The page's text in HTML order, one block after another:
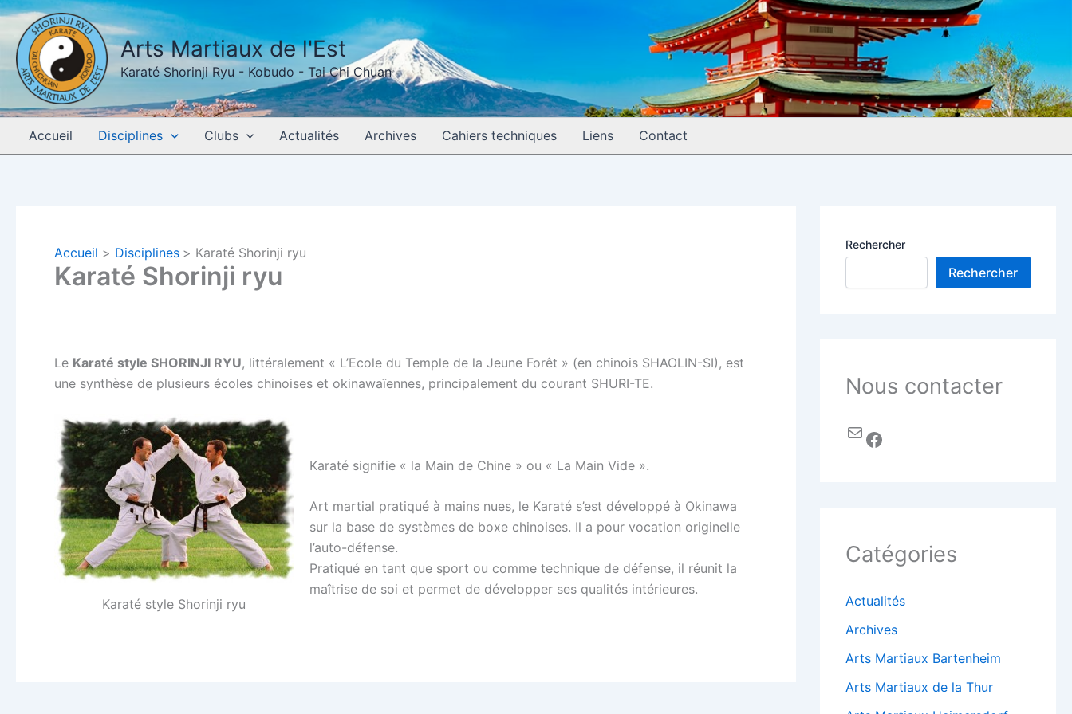
Aller
contenu
Arts Martiaux de l'Est
Karaté Shorinji Ryu - Kobudo - Tai Chi Chuan
Accueil Disciplines Clubs Actualités Archives Cahiers techniques Liens Contact
Accueil Disciplines Karaté Shorinji ryu
Karaté Shorinji ryu
Le Karaté style SHORINJI RYU, littéralement « L’Ecole du Temple de la Jeune Forêt » (en chinois SHAOLIN-SI), est
une synthèse de plusieurs écoles chinoises et okinawaïennes, principalement du courant SHURI-TE.
Karaté style Shorinji ryu
Karaté signifie « la Main de Chine » ou « La Main Vide ».
Art martial pratiqué à mains nues, le Karaté s’est développé à Okinawa
sur la base de systèmes de boxe chinoises. Il a pour vocation originelle
l’auto-défense.
Pratiqué en tant que sport ou comme technique de défense, il réunit la
maîtrise de soi et permet de développer ses qualités intérieures.
Rechercher
Rechercher
Nous contacter
Catégories
Actualités
Archives
Arts Martiaux Bartenheim
Arts Martiaux de la Thur